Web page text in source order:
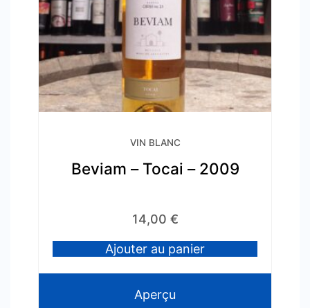
VIN BLANC
Beviam – Tocai – 2009
14,00 €
Ajouter au panier
Aperçu